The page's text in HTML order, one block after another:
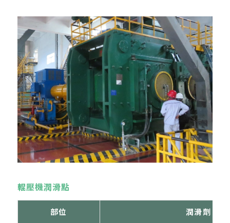
輥壓機潤滑點
部位 潤滑劑